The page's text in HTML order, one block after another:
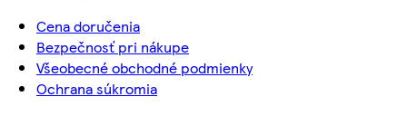
Cena doručenia
Bezpečnosť pri nákupe
Všeobecné obchodné podmienky
Ochrana súkromia